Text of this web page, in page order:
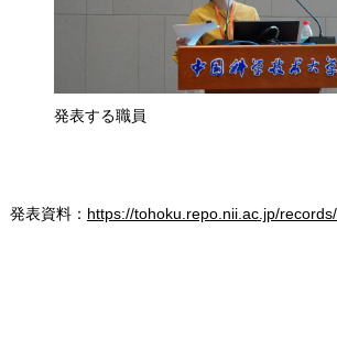
発表する職員
発表資料： https://tohoku.repo.nii.ac.jp/